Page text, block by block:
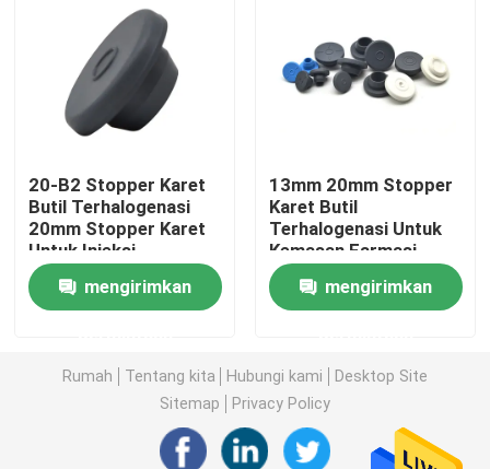
Wisata pabrik
Kontrol kualitas
Hubungi kami
Quote request suatu
Sumbat Karet Medis
Plunger Jarum Suntik Karet
20-B2 Stopper Karet
Butil Terhalogenasi
20mm Stopper Karet
Untuk Injeksi
mengirimkan
13mm 20mm Stopper
Karet Butil
Terhalogenasi Untuk
Kemasan Farmasi
mengirimkan
Rumah Tentang kita Hubungi kami
Desktop Site
Sitemap
Privacy Policy